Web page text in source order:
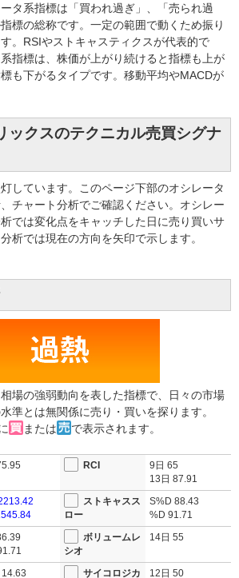
タ系指標は「買われ過ぎ」、「売られ過
標の総称です。一定の範囲で動くため振り
。RSIやストキャスティクスが代表的で
指標は、株価が上がり続けると指標も上が
も下がるタイプです。移動平均やMACDが
ックスのテクニカル売買シグナ
しています。このページ下部のオシレータ
チャート分析でご確認ください。オシレー
では変化点をキャッチした日に売り買いサ
析では現在の方向を矢印で示します。
場の強弱動向を表した指標で、日々の市場
準とは無関係に売り・買いを探ります。
または で表示されます。
RCI 9日 65
13日 87.91
ストキャスス
ロー
S%D 88.43
%D 91.71
ボリュームレ
シオ
14日 55
14.63 サイコロジカ 12日 50